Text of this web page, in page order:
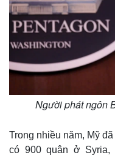
Người phát ngôn
Trong nhiều năm, Mỹ
có 900 quân ở